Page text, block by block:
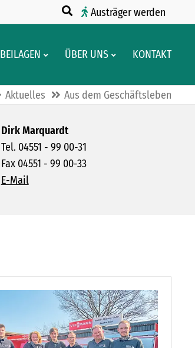
Austräger werden
BEILAGEN ÜBER UNS KONTAKT
Aktuelles Aus dem Geschäftsleben
Dirk Marquardt
Tel. 04551 - 99 00-31
Fax 04551 - 99 00-33
E-Mail